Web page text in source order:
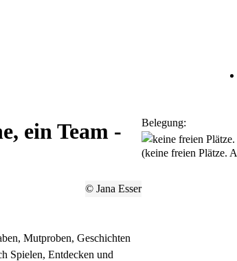
ein Team -
© Jana Esser
Mutproben, Geschichten
Spielen, Entdecken und
Belegung:
(keine freien Plätze.